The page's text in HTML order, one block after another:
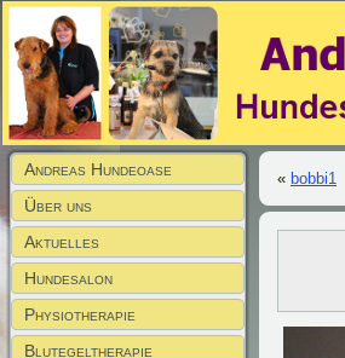
Andreas Hundeoase
Über uns
Aktuelles
Hundesalon
Physiotherapie
Blutegeltherapie
« bobbi1